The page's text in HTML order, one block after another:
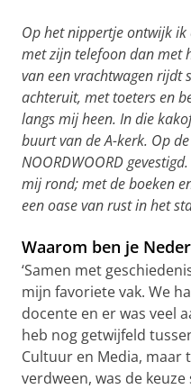
Op het nippertje ontwijk ik
met zijn telefoon dan met
van een vrachtwagen rijdt
achteruit, met toeters en
langs mij heen. In die
buurt van de A-kerk. Op
NOORDWOORD
mij rond; met de boeken
een oase van rust in het
Waarom ben je
‘Samen met
mijn favoriete vak. We
docente en er was veel
heb nog getwijfeld
Cultuur en Media,
verdween, was de